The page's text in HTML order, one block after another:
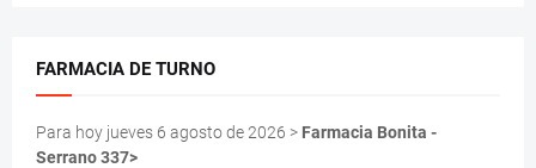
FARMACIA DE TURNO
Para hoy jueves 6 agosto de 2026 > Farmacia Bonita -
Serrano 337>